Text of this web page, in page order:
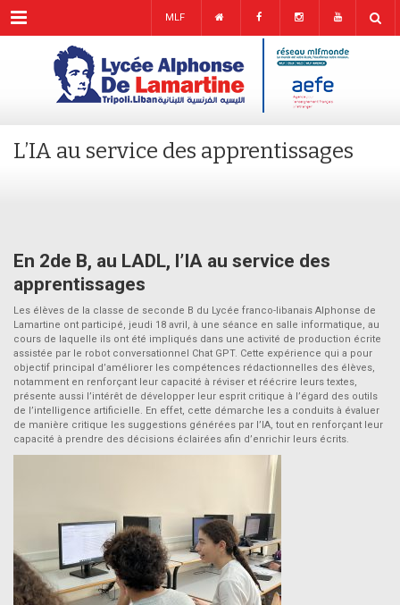
Menu MLF
L’IA au service des apprentissages
En 2de B, au LADL, l’IA au service des
apprentissages
Les élèves de la classe de seconde B du Lycée franco-libanais Alphonse de
Lamartine ont participé, jeudi 18 avril, à une séance en salle informatique, au
cours de laquelle ils ont été impliqués dans une activité de production écrite
assistée par le robot conversationnel Chat GPT. Cette expérience qui a pour
objectif principal d’améliorer les compétences rédactionnelles des élèves,
notamment en renforçant leur capacité à réviser et réécrire leurs textes,
présente aussi l’intérêt de développer leur esprit critique à l’égard des outils
de l’intelligence artificielle. En effet, cette démarche les a conduits à évaluer
de manière critique les suggestions générées par l’IA, tout en renforçant leur
capacité à prendre des décisions éclairées afin d’enrichir leurs écrits.